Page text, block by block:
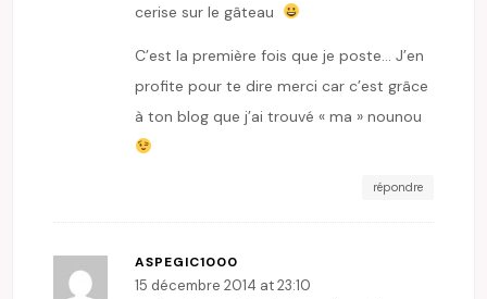
cerise sur le gâteau
C’est la première fois que je poste… J’en
profite pour te dire merci car c’est grâce
à ton blog que j’ai trouvé « ma » nounou
répondre
ASPEGIC1000
15 décembre 2014 at 23:10